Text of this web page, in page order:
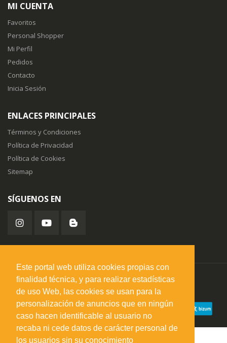
Este portal web utiliza cookies propias con
finalidad técnica, y para realizar estadísticas
de uso Web, las cookies se usan para la
personalización de anuncios que en ningún
caso hacen identificable al usuario no
recaba ni cede datos de carácter personal de
los usuarios sin su conocimiento
MI CUENTA
Favoritos
Personal Shopper
Mi Perfil
Pedidos
Contacto
Inicia Sesión
ENLACES PRINCIPALES
Términos y Condiciones
Política de Privacidad
Política de Cookies
Sitemap
SÍGUENOS EN
misuperfavorito.com.
© 2026. Todos los derechos reservados.